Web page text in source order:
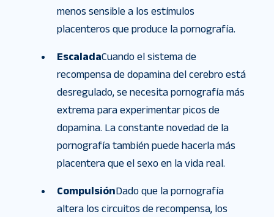
menos sensible a los estímulos
placenteros que produce la pornografía.
EscaladaCuando el sistema de
recompensa de dopamina del cerebro está
desregulado, se necesita pornografía más
extrema para experimentar picos de
dopamina. La constante novedad de la
pornografía también puede hacerla más
placentera que el sexo en la vida real.
CompulsiónDado que la pornografía
altera los circuitos de recompensa, los